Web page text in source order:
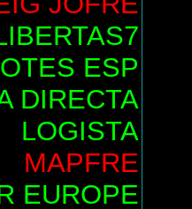
ESP
DIRECTA
LOGISTA
MAPFRE
EUROPE